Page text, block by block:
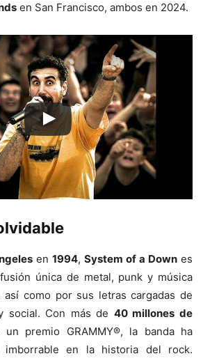
en San Francisco, ambos en 2024.
en 1994, System of a Down es
única de metal, punk y música
así como por sus letras cargadas de
social. Con más de 40 millones de
premio GRAMMY®, la banda ha
imborrable en la historia del rock.